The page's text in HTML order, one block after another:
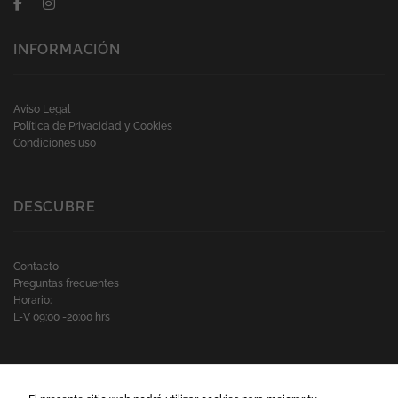
INFORMACIÓN
Aviso Legal
Política de Privacidad y Cookies
Condiciones uso
DESCUBRE
Contacto
Preguntas frecuentes
Horario:
L-V 09:00 -20:00 hrs